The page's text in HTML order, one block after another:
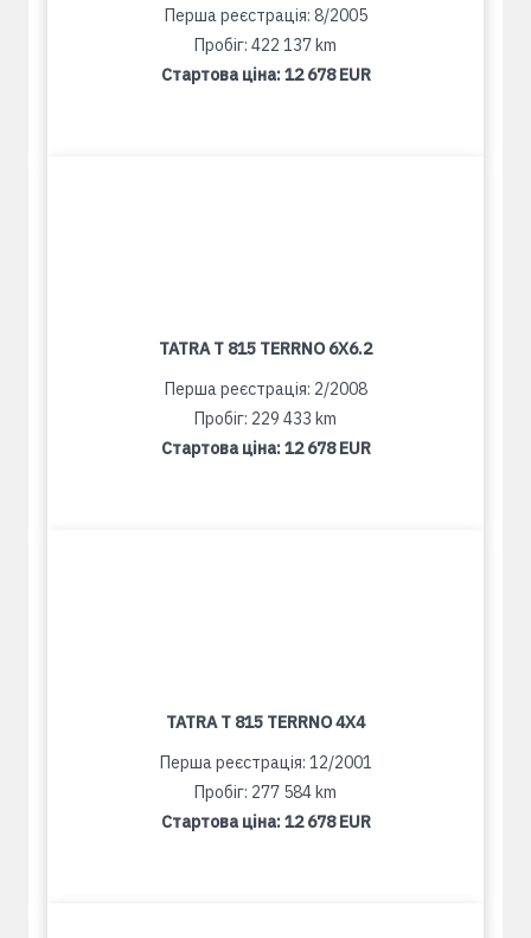
Перша реєстрація: 8/2005
Пробіг: 422 137 km
Стартова ціна:12 678 EUR
TATRA T 815 TERRNO 6X6.2
Перша реєстрація: 2/2008
Пробіг: 229 433 km
Стартова ціна:12 678 EUR
TATRA T 815 TERRNO 4X4
Перша реєстрація: 12/2001
Пробіг: 277 584 km
Стартова ціна:12 678 EUR